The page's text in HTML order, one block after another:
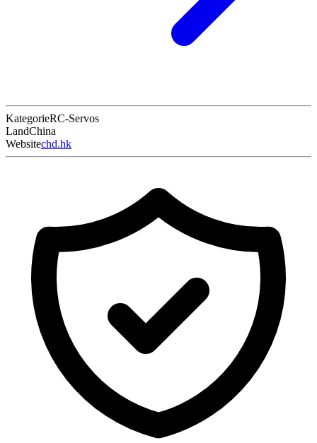
KategorieRC-Servos
LandChina
Websitechd.hk